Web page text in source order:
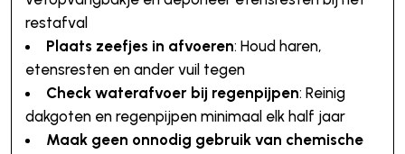
restafval
Plaats zeefjes in afvoeren: Houd haren,
etensresten en ander vuil tegen
Check waterafvoer bij regenpijpen: Reinig
dakgoten en regenpijpen minimaal elk half jaar
Maak geen onnodig gebruik van chemische